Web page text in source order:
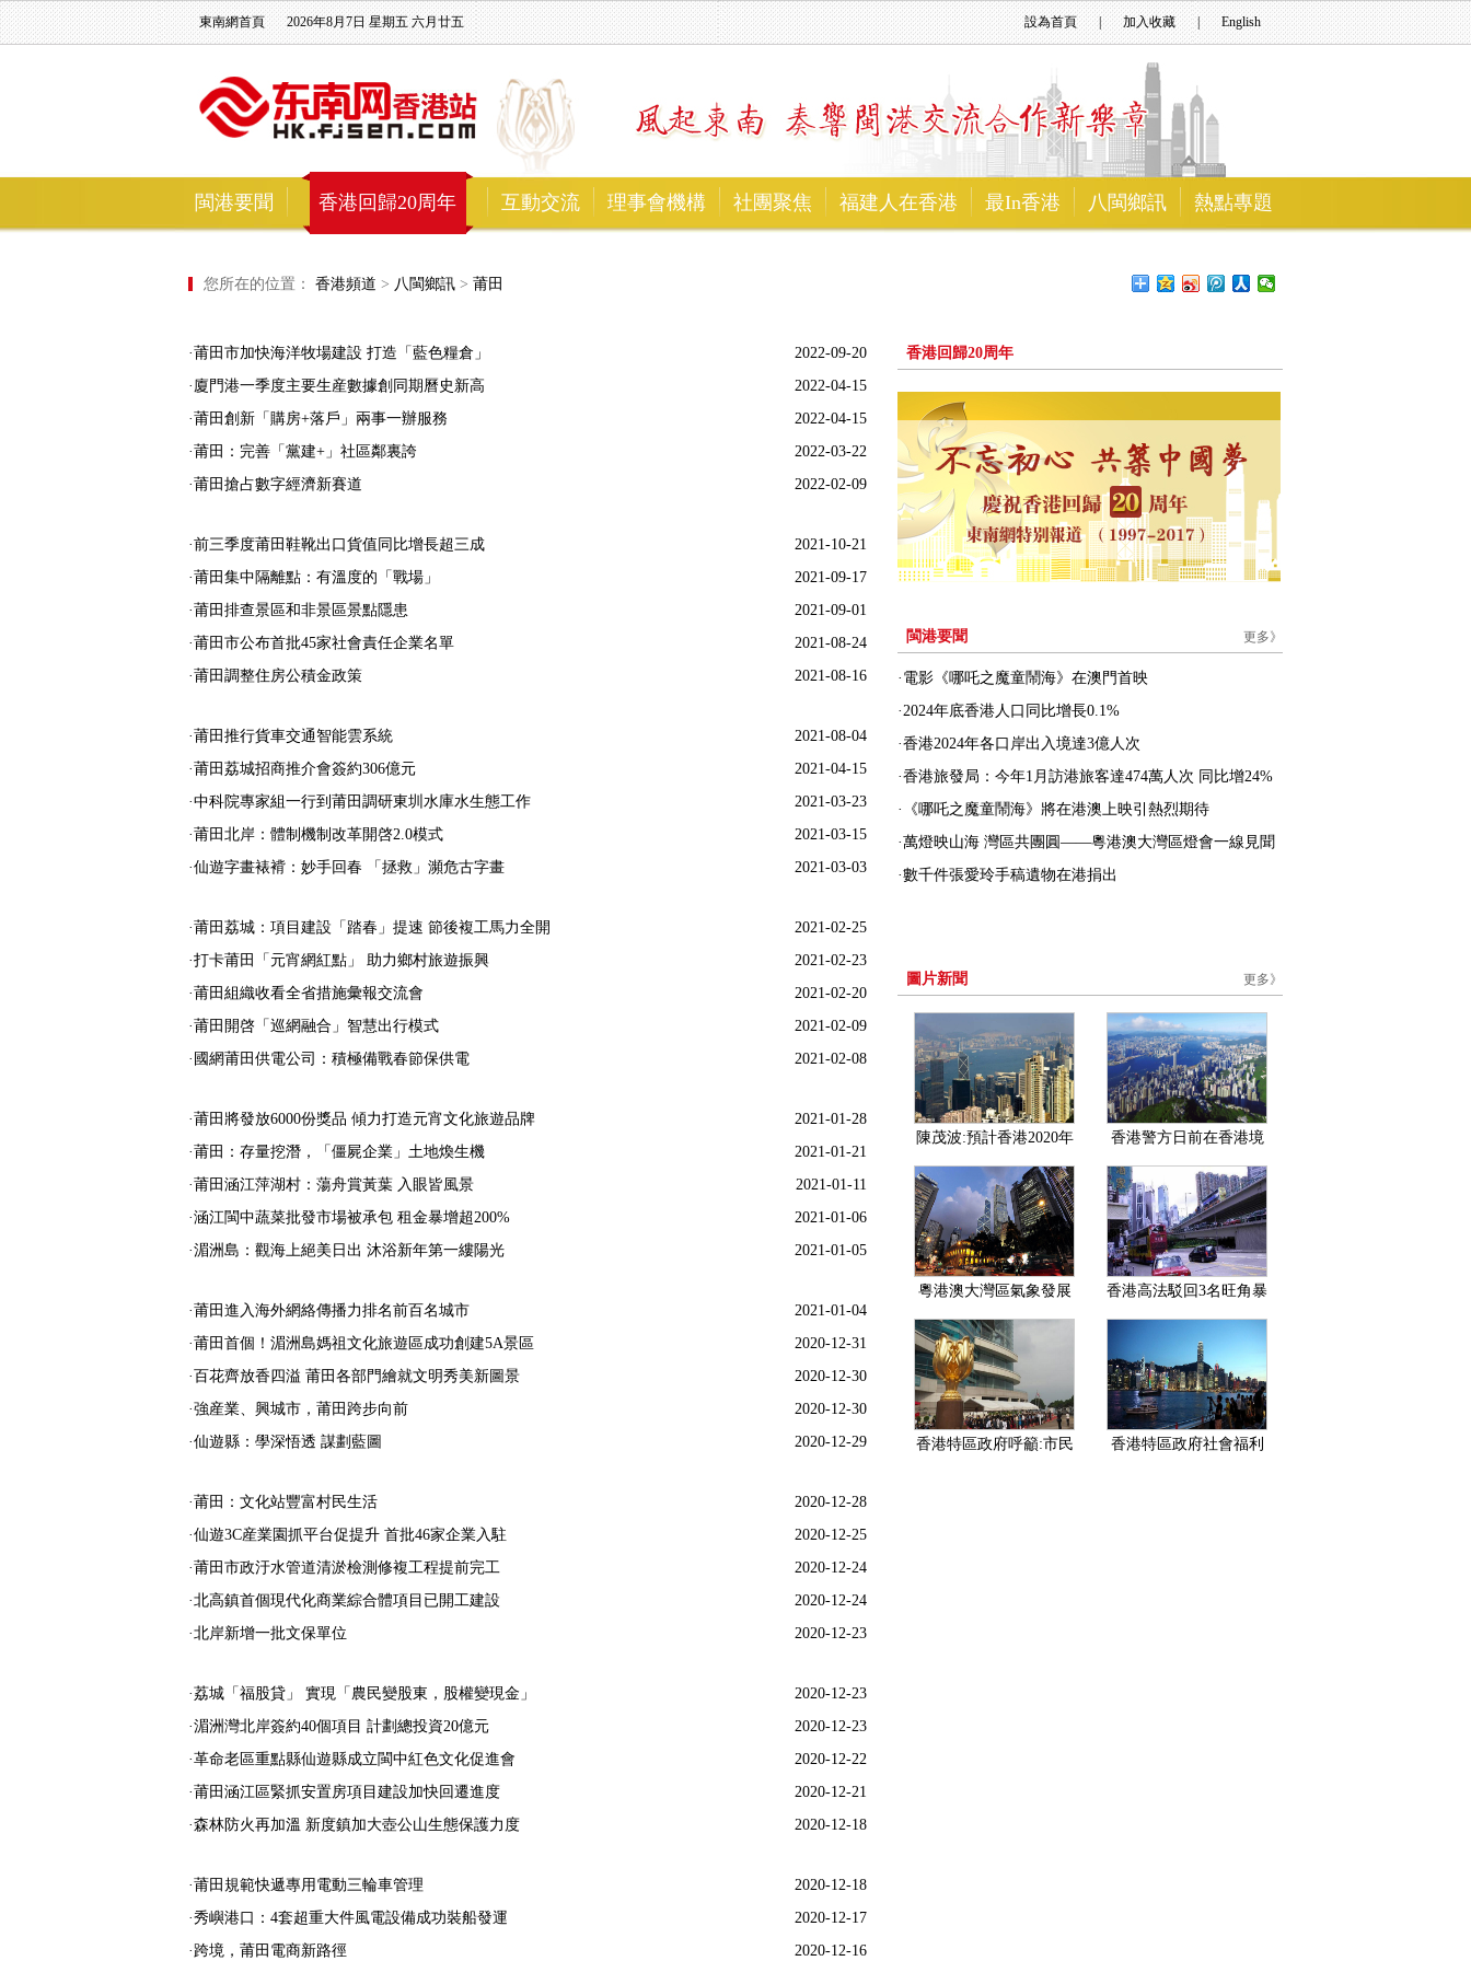
東南網首頁 2026年8月7日 星期五 六月廿五 English
|
加入收藏
|
設為首頁
閩港要聞 香港回歸20周年 互動交流 理事會機構 社團聚焦 福建人在香港 最In香港 八閩鄉訊 熱點專題
您所在的位置： 香港頻道 > 八閩鄉訊 > 莆田
2022-09-20
·莆田市加快海洋牧場建設 打造「藍色糧倉」
2022-04-15
·廈門港一季度主要生産數據創同期曆史新高
2022-04-15
·莆田創新「購房+落戶」兩事一辦服務
2022-03-22
·莆田：完善「黨建+」社區鄰裏誇
2022-02-09
·莆田搶占數字經濟新賽道
2021-10-21
·前三季度莆田鞋靴出口貨值同比增長超三成
2021-09-17
·莆田集中隔離點：有溫度的「戰場」
2021-09-01
·莆田排查景區和非景區景點隱患
2021-08-24
·莆田市公布首批45家社會責任企業名單
2021-08-16
·莆田調整住房公積金政策
2021-08-04
·莆田推行貨車交通智能雲系統
2021-04-15
·莆田荔城招商推介會簽約306億元
2021-03-23
·中科院專家組一行到莆田調研東圳水庫水生態工作
2021-03-15
·莆田北岸：體制機制改革開啓2.0模式
2021-03-03
·仙遊字畫裱褙：妙手回春 「拯救」瀕危古字畫
2021-02-25
·莆田荔城：項目建設「踏春」提速 節後複工馬力全開
2021-02-23
·打卡莆田「元宵網紅點」 助力鄉村旅遊振興
2021-02-20
·莆田組織收看全省措施彙報交流會
2021-02-09
·莆田開啓「巡網融合」智慧出行模式
2021-02-08
·國網莆田供電公司：積極備戰春節保供電
2021-01-28
·莆田將發放6000份獎品 傾力打造元宵文化旅遊品牌
2021-01-21
·莆田：存量挖潛，「僵屍企業」土地煥生機
2021-01-11
·莆田涵江萍湖村：蕩舟賞黃葉 入眼皆風景
2021-01-06
·涵江閩中蔬菜批發市場被承包 租金暴增超200%
2021-01-05
·湄洲島：觀海上絕美日出 沐浴新年第一縷陽光
2021-01-04
·莆田進入海外網絡傳播力排名前百名城市
2020-12-31
·莆田首個！湄洲島媽祖文化旅遊區成功創建5A景區
2020-12-30
·百花齊放香四溢 莆田各部門繪就文明秀美新圖景
2020-12-30
·強産業、興城市，莆田跨步向前
2020-12-29
·仙遊縣：學深悟透 謀劃藍圖
2020-12-28
·莆田：文化站豐富村民生活
2020-12-25
·仙遊3C産業園抓平台促提升 首批46家企業入駐
2020-12-24
·莆田市政汙水管道清淤檢測修複工程提前完工
2020-12-24
·北高鎮首個現代化商業綜合體項目已開工建設
2020-12-23
·北岸新增一批文保單位
2020-12-23
·荔城「福股貸」 實現「農民變股東，股權變現金」
2020-12-23
·湄洲灣北岸簽約40個項目 計劃總投資20億元
2020-12-22
·革命老區重點縣仙遊縣成立閩中紅色文化促進會
2020-12-21
·莆田涵江區緊抓安置房項目建設加快回遷進度
2020-12-18
·森林防火再加溫 新度鎮加大壺公山生態保護力度
2020-12-18
·莆田規範快遞專用電動三輪車管理
2020-12-17
·秀嶼港口：4套超重大件風電設備成功裝船發運
2020-12-16
·跨境，莆田電商新路徑
香港回歸20周年
更多》
閩港要聞
· 電影《哪吒之魔童鬧海》在澳門首映
·2024年底香港人口同比增長0.1%
·香港2024年各口岸出入境達3億人次
·香港旅發局：今年1月訪港旅客達474萬人次 同比增24%
·
《哪吒之魔童鬧海》將在港澳上映引熱烈期待
·萬燈映山海 灣區共團圓——粵港澳大灣區燈會一線見聞
·數千件張愛玲手稿遺物在港捐出
更多》
圖片新聞
陳茂波:預計香港2020年
經濟增幅介于-4%至-7%
香港警方日前在香港境
內查獲近300公斤疑似冰
毒
粵港澳大灣區氣象發展
規劃有助提升3地氣象服
務
香港高法駁回3名旺角暴
亂參與者提出的刑期上
香港特區政府呼籲:市民
香港特區政府社會福利